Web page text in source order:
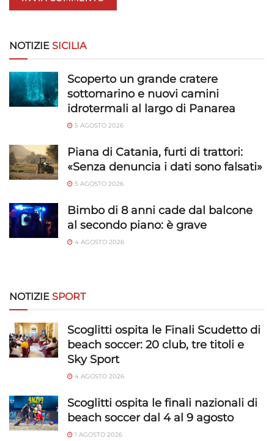
limitati per la selezione dei contenuti.
Funzionalità
Abbinare e combinare dati provenienti da altre
fonti di dati, Collegare diversi dispositivi,
Identificare i dispositivi in base alle informazioni
trasmesse automaticamente.
Riconoscere i dispositivi in base a informazioni
richieste attivamente.
rilevare frodi, correggere errori, Erogare
e presentare pubblicità e contenuto,
Salvare e comunicare le scelte sulla
NOTIZIE SICILIA
Scoperto un grande cratere
sottomarino e nuovi camini
idrotermali al largo di Panarea
5 AGOSTO 2026
Piana di Catania, furti di trattori:
«Senza denuncia i dati sono falsati»
5 AGOSTO 2026
Bimbo di 8 anni cade dal balcone
al secondo piano: è grave
4 AGOSTO 2026
NOTIZIE SPORT
Scoglitti ospita le Finali Scudetto di
beach soccer: 20 club, tre titoli e
Sky Sport
4 AGOSTO 2026
Scoglitti ospita le finali nazionali di
beach soccer dal 4 al 9 agosto
1 AGOSTO 2026